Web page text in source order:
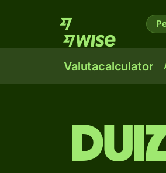
Valutacalculator